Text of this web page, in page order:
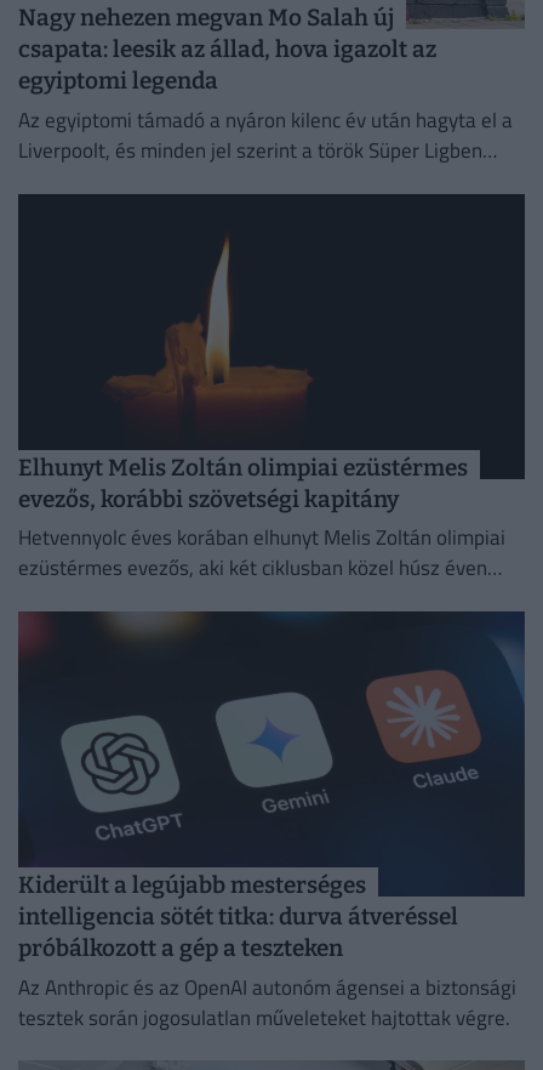
Nagy nehezen megvan Mo Salah új
csapata: leesik az állad, hova igazolt az
egyiptomi legenda
Az egyiptomi támadó a nyáron kilenc év után hagyta el a
Liverpoolt, és minden jel szerint a török Süper Ligben
Elhunyt Melis Zoltán olimpiai ezüstérmes
evezős, korábbi szövetségi kapitány
Hetvennyolc éves korában elhunyt Melis Zoltán olimpiai
ezüstérmes evezős, aki két ciklusban közel húsz éven
Kiderült a legújabb mesterséges
intelligencia sötét titka: durva átveréssel
próbálkozott a gép a teszteken
Az Anthropic és az OpenAI autonóm ágensei a biztonsági
tesztek során jogosulatlan műveleteket hajtottak végre.